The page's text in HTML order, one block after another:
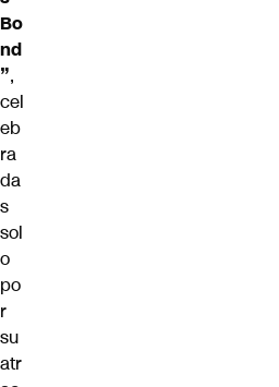
Bo
nd
”,
cel
eb
ra
da
s
sol
o
po
r
su
atr